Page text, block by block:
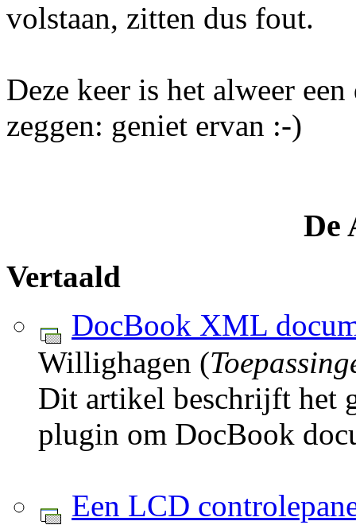
volstaan, zitten dus fout.
Deze keer is het alweer
zeggen: geniet ervan :-)
De
Vertaald
DocBook XML
Willighagen (
Dit artikel beschrijft het
plugin om DocBook
Een LCD